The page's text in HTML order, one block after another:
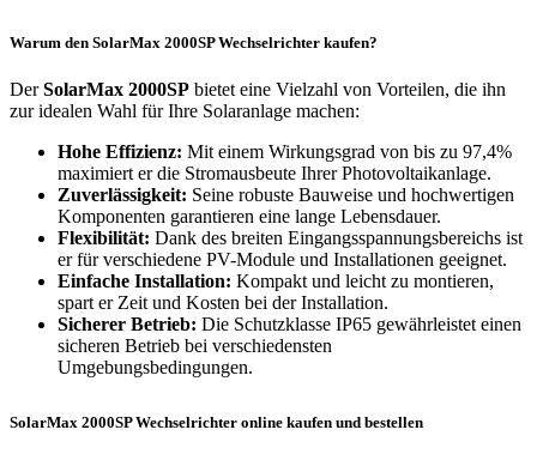
Warum den SolarMax 2000SP Wechselrichter kaufen?
DerSolarMax 2000SP bietet eine Vielzahl von Vorteilen, die ihn
zur idealen Wahl für Ihre Solaranlage machen:
Hohe Effizienz: Mit einem Wirkungsgrad von bis zu 97,4%
maximiert er die Stromausbeute Ihrer Photovoltaikanlage.
Zuverlässigkeit: Seine robuste Bauweise und hochwertigen
Komponenten garantieren eine lange Lebensdauer.
Flexibilität: Dank des breiten Eingangsspannungsbereichs ist
er für verschiedene PV-Module und Installationen geeignet.
Einfache Installation: Kompakt und leicht zu montieren,
spart er Zeit und Kosten bei der Installation.
Sicherer Betrieb: Die Schutzklasse IP65 gewährleistet einen
sicheren Betrieb bei verschiedensten
Umgebungsbedingungen.
SolarMax 2000SP Wechselrichter online kaufen und bestellen